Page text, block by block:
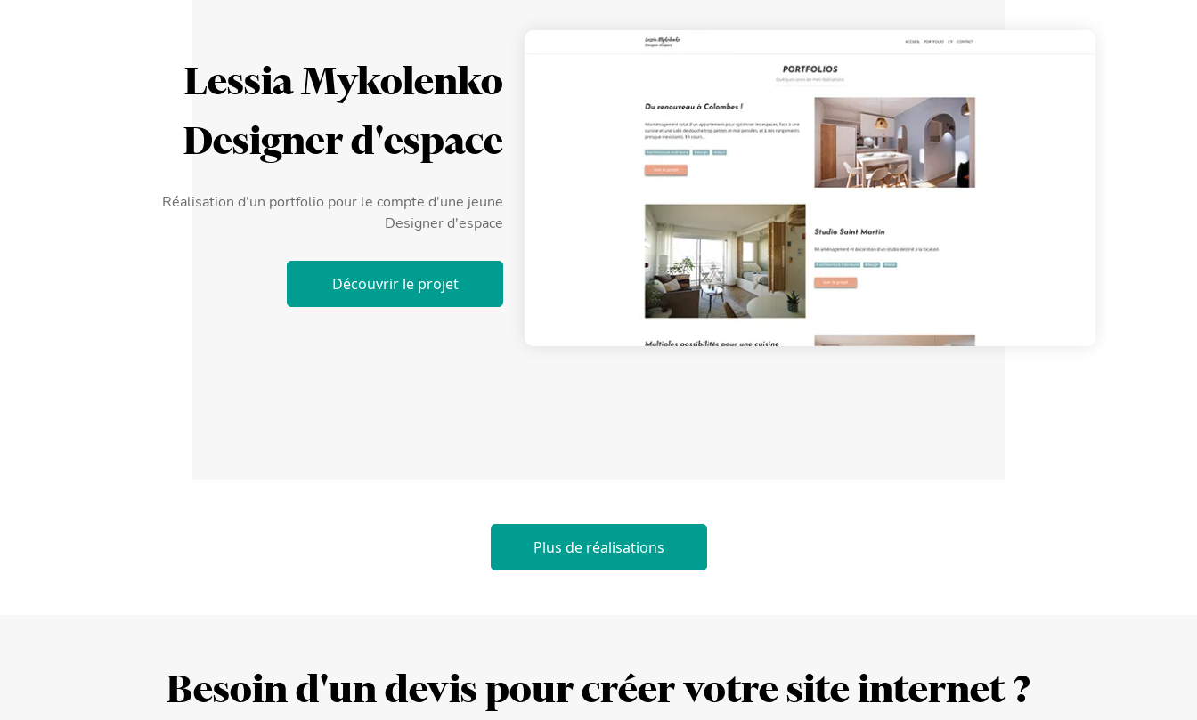
Lessia Mykolenko
Designer d'espace
Réalisation d'un portfolio pour le compte d'une jeune
Designer d'espace
Découvrir le projet
Plus de réalisations
Besoin d'un devis pour créer votre site internet ?